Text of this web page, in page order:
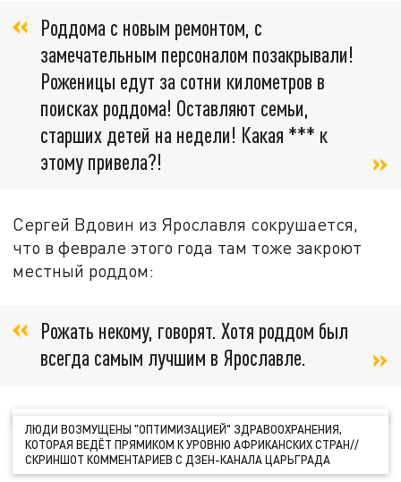
Роддома с новым ремонтом, с
замечательным персоналом позакрывали!
Роженицы едут за сотни километров в
поисках роддома! Оставляют семьи,
старших детей на недели! Какая *** к
этому привела?!
Сергей Вдовин из Ярославля сокрушается,
что в феврале этого года там тоже закроют
местный роддом:
Рожать некому, говорят. Хотя роддом был
всегда самым лучшим в Ярославле.
ЛЮДИ ВОЗМУЩЕНЫ "ОПТИМИЗАЦИЕЙ" ЗДРАВООХРАНЕНИЯ,
КОТОРАЯ ВЕДЁТ ПРЯМИКОМ К УРОВНЮ АФРИКАНСКИХ СТРАН//
СКРИНШОТ КОММЕНТАРИЕВ С ДЗЕН-КАНАЛА ЦАРЬГРАДА